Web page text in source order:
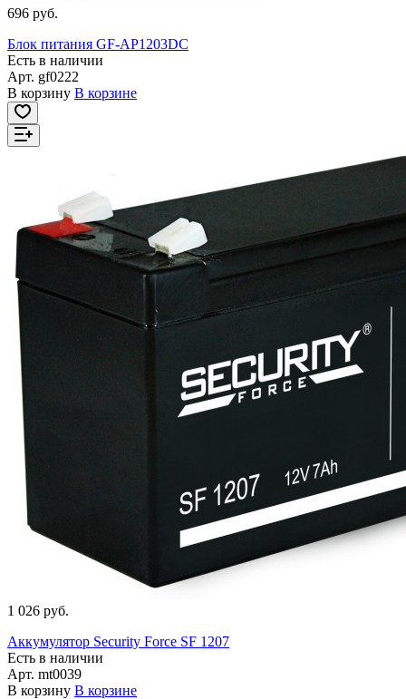
696 руб.
Блок питания GF-AP1203DC
Есть в наличии
Арт. gf0222
В корзину В корзине
1 026 руб.
Аккумулятор Security Force SF 1207
Есть в наличии
Арт. mt0039
В корзину В корзине